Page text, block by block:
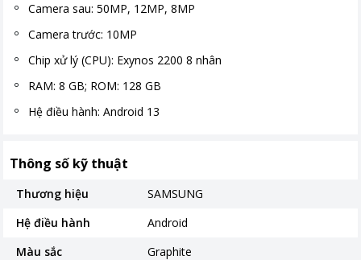
Camera sau: 50MP, 12MP, 8MP
Camera trước: 10MP
Chip xử lý (CPU): Exynos 2200 8 nhân
RAM: 8 GB; ROM: 128 GB
Hệ điều hành: Android 13
Thông số kỹ thuật
Thương hiệu
SAMSUNG
Hệ điều hành
Android
Màu sắc
Graphite